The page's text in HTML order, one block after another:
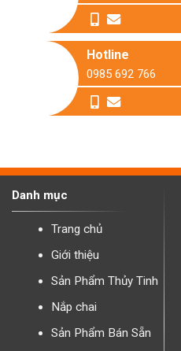
Hotline
0985 692 766
Danh mục
Trang chủ
Giới thiệu
Sản Phẩm Thủy Tinh
Nắp chai
Sản Phẩm Bán Sẵn